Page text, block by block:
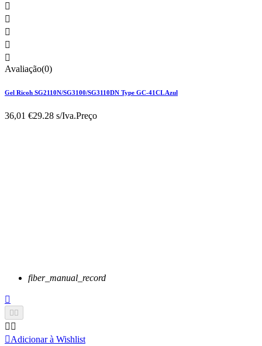





Avaliação(0)
Gel Ricoh SG2110N/SG3100/SG3110DN Type GC-41CL Azul
36,01 €29.28 s/Iva.Preço
fiber_manual_record

 
 
Adicionar à Wishlist